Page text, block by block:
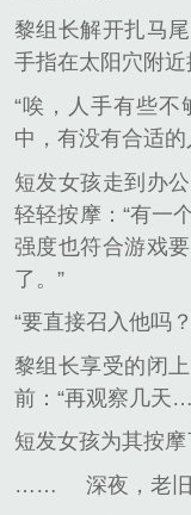
黎组长解开扎马
手指在太阳穴附近
“唉，人手有些
中，有没有合适的
短发女孩走到办
轻轻按摩：“有一
强度也符合游戏
了。”
“要直接召入他吗
黎组长享受的闭
前：“再观察几天
短发女孩为其按摩
……
深夜，老